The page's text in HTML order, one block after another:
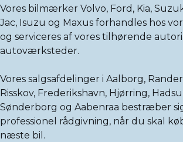
Vores bilmærker Volvo, Ford, Kia,
Jac, Isuzu og Maxus forhandles hos
og serviceres af vores tilhørende
autoværksteder.
Vores salgsafdelinger i Aalborg,
Risskov, Frederikshavn, Hjørring,
Sønderborg og Aabenraa bestræber
professionel rådgivning, når du skal
næste bil.